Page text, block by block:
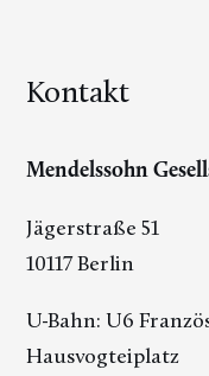
Kontakt
Mendelssohn
Jägerstraße 51
10117 Berlin
U-Bahn: U6
Hausvogteiplatz